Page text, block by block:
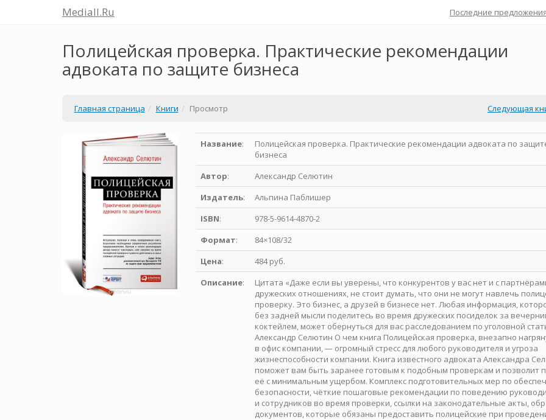
Mediall.Ru Последние
Полицейская проверка. Практические рекомендации
адвоката по защите бизнеса
Следующая
Главная страница Книги Просмотр
Название:
Полицейская проверка. Практические рекомендации адвоката по
бизнеса
Автор:
Александр Селютин
Издатель:
Альпина Паблишер
ISBN:
978-5-9614-4870-2
Формат:
84×108/32
Цена:
484 руб.
Описание:
Цитата «Даже если вы уверены, что конкурентов у вас нет и с
дружеских отношениях, не стоит думать, что они не могут навлечь
проверку. Это бизнес, а друзей в бизнесе нет. Любая информация,
без задней мысли поделитесь во время дружеских посиделок за
коктейлем, может обернуться для вас расследованием по уголовной
Александр Селютин О чем книга Полицейская проверка, внезапно
в офис компании, — огромный стресс для любого руководителя и угроза
жизнеспособности компании. Книга известного адвоката Александра
поможет вам быть заранее готовым к подобным проверкам и позволит
её с минимальным ущербом. Комплекс подготовительных мер по
безопасности, чёткие пошаговые рекомендации по поведению
и сотрудников во время проверки, ссылки на законодательные акты,
документов, которые обязаны предоставить полицейские при